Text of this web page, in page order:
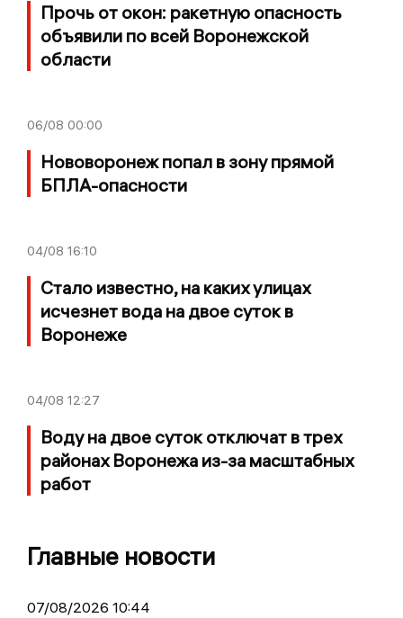
Прочь от окон: ракетную опасность
объявили по всей Воронежской
области
06/08 00:00
Нововоронеж попал в зону прямой
БПЛА-опасности
04/08 16:10
Стало известно, на каких улицах
исчезнет вода на двое суток в
Воронеже
04/08 12:27
Воду на двое суток отключат в трех
районах Воронежа из-за масштабных
работ
Главные новости
07/08/2026 10:44